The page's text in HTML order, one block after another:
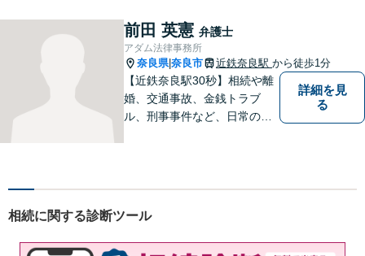
対応します。【夜間／休日対
応可】法律トラブルでお悩み
の方は、お気軽にご相談くだ
さい。
前田 英憲 弁護士
アダム法律事務所
奈良県|奈良市 近鉄奈良駅 から徒歩1分
【近鉄奈良駅30秒】相続や離
婚、交通事故、金銭トラブ
ル、刑事事件など、日常の中
はお気軽にご相談ください。
【分かりやすい説明】
詳細を見
る
相続に関する診断ツール